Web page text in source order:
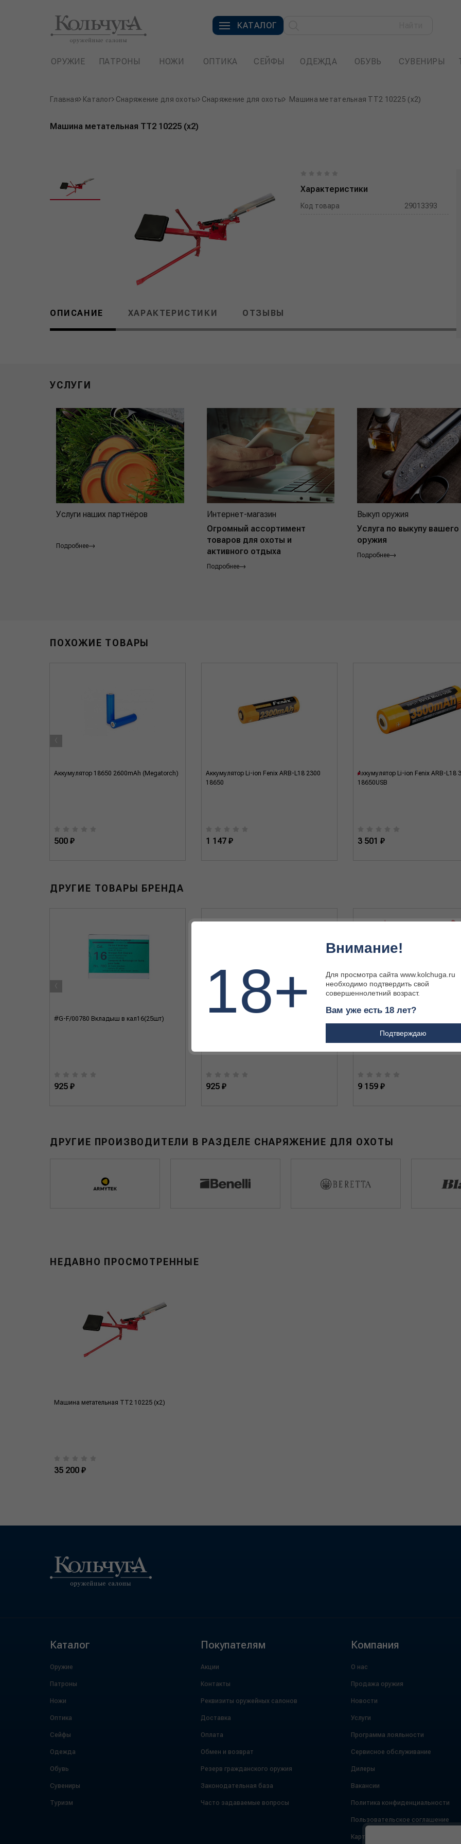
КАТАЛОГ
ОРУЖИЕ ПАТРОНЫ НОЖИ ОПТИКА СЕЙФЫ ОДЕЖДА ОБУВЬ СУВЕНИРЫ
Главная Каталог Снаряжение для охоты Снаряжение для охоты Машина метательная ТТ2 10225 (х2)
Машина метательная ТТ2 10225 (х2)
Характеристики
Код товара 29013393
ОПИСАНИЕ ХАРАКТЕРИСТИКИ ОТЗЫВЫ
УСЛУГИ
Услуги наших партнёров
Подробнее
Интернет-магазин
Огромный ассортимент
товаров для охоты и
активного отдыха
Подробнее
Выкуп оружия
Услуга по выкупу вашего
оружия
Подробнее
ПОХОЖИЕ ТОВАРЫ
Аккумулятор 18650 2600mAh (Megatorch)
500 ₽
Аккумулятор Li-ion Fenix ARB-L18 2300
18650
1 147 ₽
Аккумулятор Li-ion Fenix ARB-L18
18650USB
3 501 ₽
‹
ДРУГИЕ ТОВАРЫ БРЕНДА
#G-F/00780 Вкладыш в кал16(25шт)
925 ₽ 925 ₽
ствола 580 мм, 9 в 1 (чистка канала
9 159 ₽
‹
ДРУГИЕ ПРОИЗВОДИТЕЛИ В РАЗДЕЛЕ СНАРЯЖЕНИЕ ДЛЯ ОХОТЫ
НЕДАВНО ПРОСМОТРЕННЫЕ
Машина метательная ТТ2 10225 (х2)
35 200 ₽
Каталог
Оружие
Патроны
Ножи
Оптика
Сейфы
Одежда
Обувь
Сувениры
Туризм
Покупателям
Акции
Контакты
Реквизиты оружейных салонов
Доставка
Оплата
Обмен и возврат
Резерв гражданского оружия
Законодательная база
Часто задаваемые вопросы
Компания
О нас
Продажа оружия
Новости
Услуги
Программа лояльности
Сервисное обслуживание
Дилеры
Вакансии
Политика конфиденциальности
Пользовательское соглашение
Карта сайта
18+
Внимание!
Для просмотра сайта www.kolchuga.ru
необходимо подтвердить свой
совершеннолетний возраст.
Вам уже есть 18 лет?
Подтверждаю